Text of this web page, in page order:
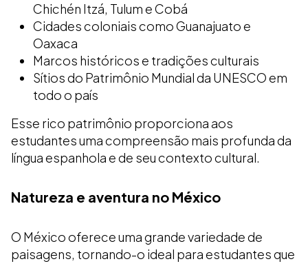
Chichén Itzá, Tulum e Cobá
Cidades coloniais como Guanajuato e
Oaxaca
Marcos históricos e tradições culturais
Sítios do Patrimônio Mundial da UNESCO em
todo o país
Esse rico patrimônio proporciona aos
estudantes uma compreensão mais profunda da
língua espanhola e de seu contexto cultural.
Natureza e aventura no México
O México oferece uma grande variedade de
paisagens, tornando-o ideal para estudantes que